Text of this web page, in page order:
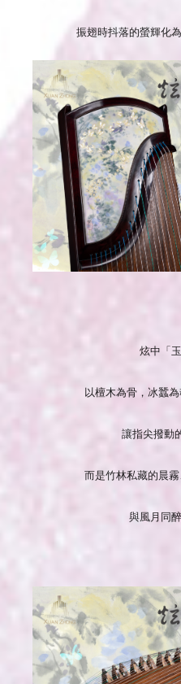
振翅時抖落的螢輝化
炫中「
以檀木為骨，冰蠶
讓指尖撥動
而是竹林私藏的晨
與風月同